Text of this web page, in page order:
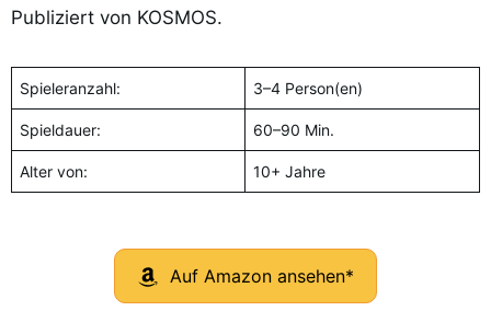
Publiziert von KOSMOS.
Spieleranzahl: 3–4 Person(en)
Spieldauer: 60–90 Min.
Alter von: 10+ Jahre
Auf Amazon ansehen*